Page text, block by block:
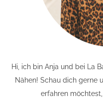
Hi, ich bin Anja und bei La
Nähen! Schau dich gerne
erfahren